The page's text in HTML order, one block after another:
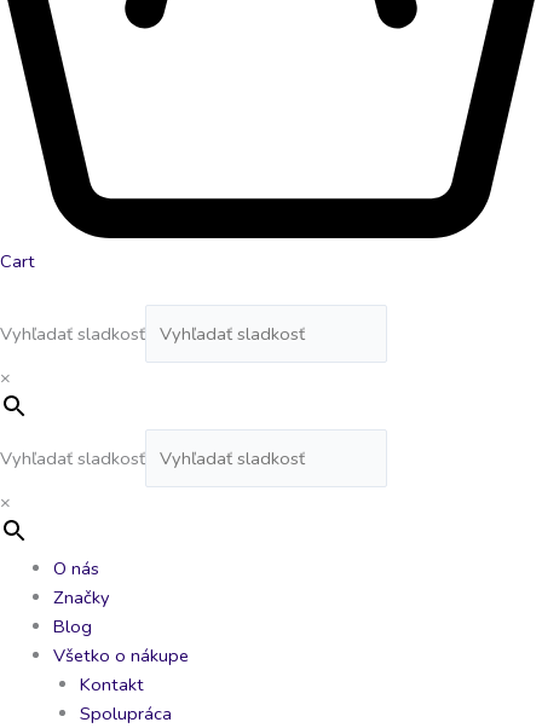
Cart
Vyhľadať sladkosť
×
Vyhľadať sladkosť
×
O nás
Značky
Blog
Všetko o nákupe
Kontakt
Spolupráca